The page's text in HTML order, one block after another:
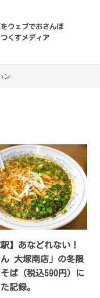
ウェブでおさんぽ
くすメディア
ン
駅】あなどれない！
ん 大塚南店」の冬限
ば（税込590円）に
記録。